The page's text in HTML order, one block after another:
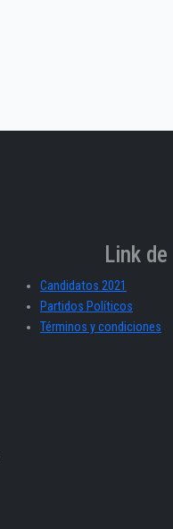
Link
Candidatos 2021
Partidos Políticos
Términos y condiciones